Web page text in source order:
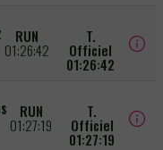
RUN
01:26:42
T.
Officiel
01:26:42
RUN
01:27:19
T.
Officiel
01:27:19